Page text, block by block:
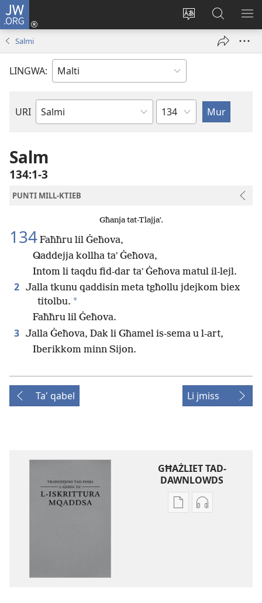
JW.ORG
Biddel
lingwa
Illoggja
(opens
Fittex
f’JW.ORG
Salmi
LINGWA:
URI
Ktieb
Kapitlu
Salm
134:1-3
PUNTI MILL-KTIEB
Għanja tat-Tlajjaʼ.
134 Faħħru lil Ġeħova,
Qaddejja kollha taʼ Ġeħova,
Intom li taqdu fid-dar taʼ Ġeħova matul il-lejl.
2 Jalla tkunu qaddisin meta tgħollu jdejkom biex
titolbu. *
Faħħru lil Ġeħova.
3 Jalla Ġeħova, Dak li Għamel is-sema u l-art,
Iberikkom minn Sijon.
Ta' qabel Li jmiss
GĦAŻLIET TAD-
DAWNLOWDS
GħażlietGħażliet